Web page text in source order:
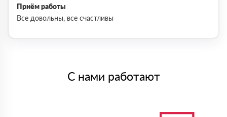
Приём работы
Все довольны, все счастливы
С нами работают